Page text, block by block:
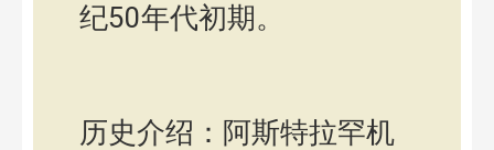
纪50年代初期。
历史介绍：阿斯特拉罕机